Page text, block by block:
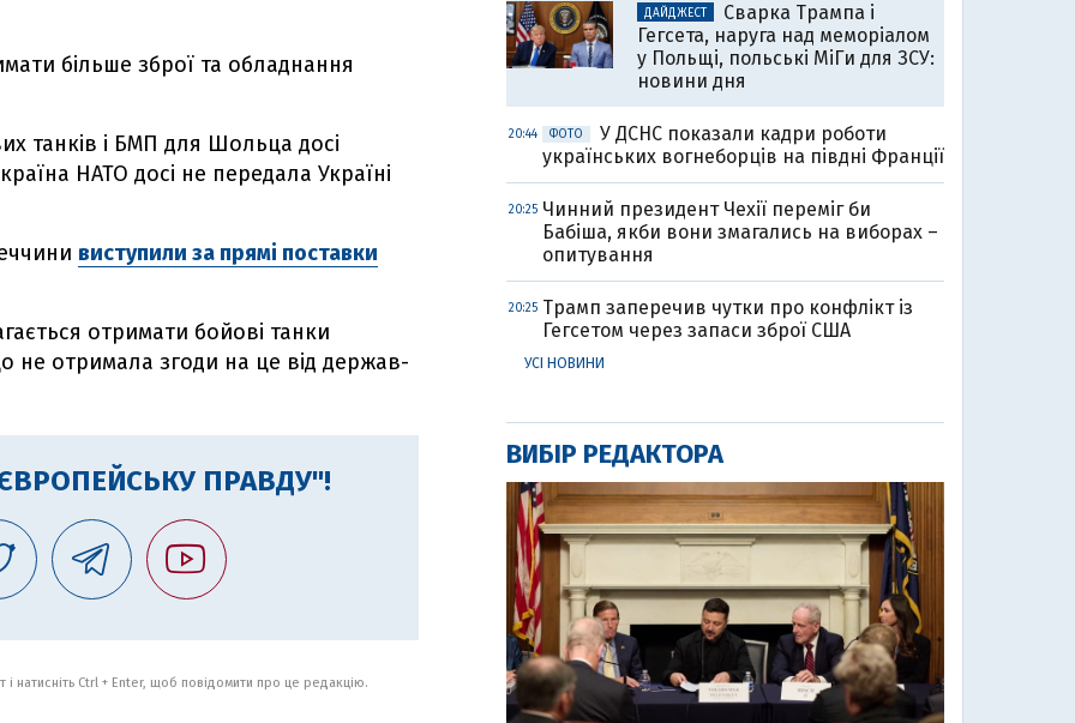
більше зброї та обладнання
танків і БМП для Шольца досі
НАТО досі не передала Україні
виступили за прямі поставки
отримати бойові танки
не отримала згоди на це від держав-
ПРАВДУ"!
і натисніть Ctrl + Enter, щоб повідомити про це редакцію.
ДАЙДЖЕСТ
Сварка Трампа і
Гегсета, наруга над меморіалом
у Польщі, польські МіГи для ЗСУ:
новини дня
20:44 ФОТО
У ДСНС показали кадри роботи
українських вогнеборців на півдні Франції
20:25 Чинний президент Чехії переміг би
Бабіша, якби вони змагались на виборах –
опитування
20:25 Трамп заперечив чутки про конфлікт із
Гегсетом через запаси зброї США
УСІ НОВИНИ
ВИБІР РЕДАКТОРА